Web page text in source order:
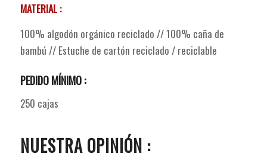
MATERIAL :
100% algodón orgánico reciclado // 100% caña de
bambú // Estuche de cartón reciclado / reciclable
PEDIDO MÍNIMO :
250 cajas
NUESTRA OPINIÓN :